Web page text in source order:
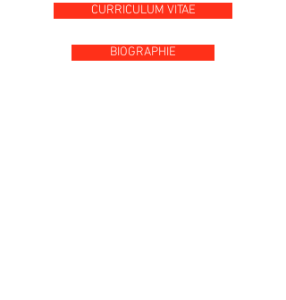
CURRICULUM VITAE
BIOGRAPHIE